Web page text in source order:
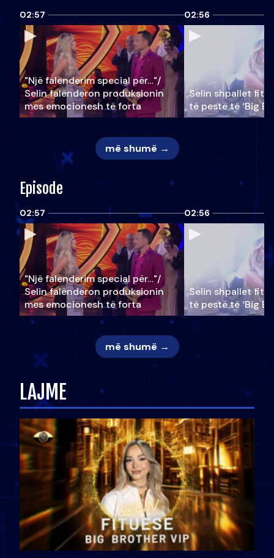
02:57
"Një falenderim special për…"/
Selin falënderon produksionin
mes emocionesh të forta
02:56
Selin shpallet
të pestë të ‘Big
më shumë →
Episode
02:57
"Një falenderim special për…"/
Selin falënderon produksionin
mes emocionesh të forta
02:56
Selin shpallet
të pestë të ‘Big
më shumë →
LAJME